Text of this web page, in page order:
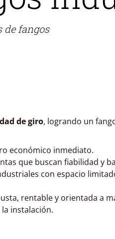
de fangos
de giro, logrando un
económico inmediato.
que buscan fiabilidad y
con espacio
rentable y orientada a
instalación.